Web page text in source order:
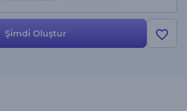
Şi̇mdi̇ Oluştur